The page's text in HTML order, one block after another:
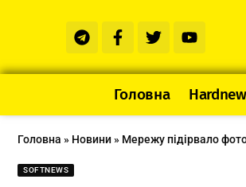
Головна
Головна » Новини» Мережу підірвало
SOFTNEWS